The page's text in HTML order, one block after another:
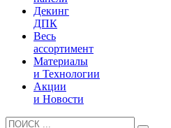
Декинг
ДПК
Весь
ассортимент
Материалы
и Технологии
Акции
и Новости